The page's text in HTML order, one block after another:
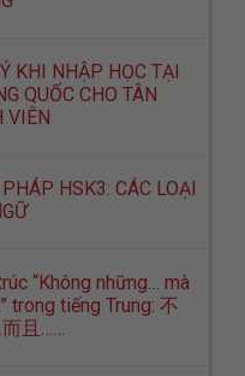
KHI NHẬP HỌC TẠI
QUỐC CHO TÂN
VIÊN
HSK3: CÁC LOẠI
“Không những… mà
trong tiếng Trung: 不
且……